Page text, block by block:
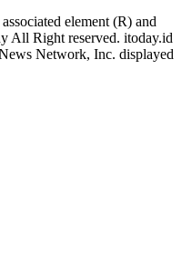
element (R) and
All Right reserved. itoday.id
Network, Inc. displayed